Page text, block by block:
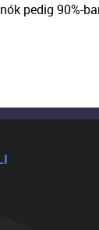
pedig 90%-